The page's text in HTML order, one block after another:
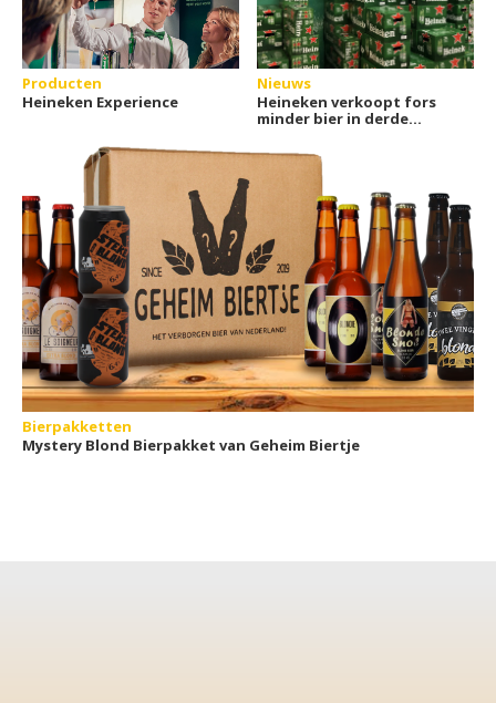
Producten
Heineken Experience
Nieuws
Heineken verkoopt fors
minder bier in derde
Bierpakketten
Mystery Blond Bierpakket van Geheim Biertje